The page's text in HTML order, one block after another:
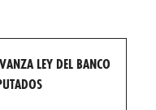
LEY DEL BANCO